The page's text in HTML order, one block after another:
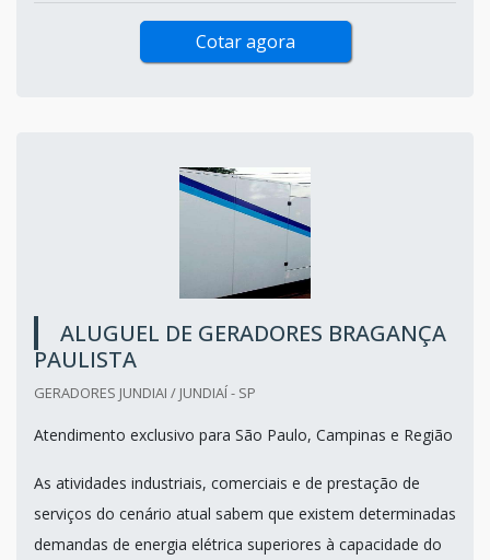
Cotar agora
ALUGUEL DE GERADORES BRAGANÇA
PAULISTA
GERADORES JUNDIAI / JUNDIAÍ - SP
Atendimento exclusivo para São Paulo, Campinas e Região
As atividades industriais, comerciais e de prestação de
serviços do cenário atual sabem que existem determinadas
demandas de energia elétrica superiores à capacidade do